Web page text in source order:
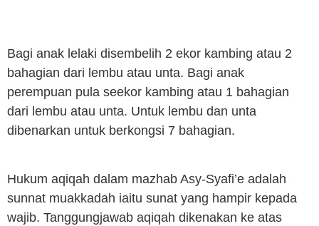
Bagi anak lelaki disembelih 2 ekor kambing atau 2
bahagian dari lembu atau unta. Bagi anak
perempuan pula seekor kambing atau 1 bahagian
dari lembu atau unta. Untuk lembu dan unta
dibenarkan untuk berkongsi 7 bahagian.
Hukum aqiqah dalam mazhab Asy-Syafi’e adalah
sunnat muakkadah iaitu sunat yang hampir kepada
wajib. Tanggungjawab aqiqah dikenakan ke atas